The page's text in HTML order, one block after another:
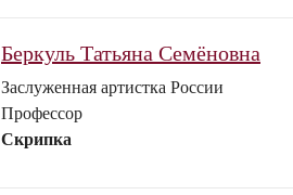
Беркуль Татьяна Семёновна
Заслуженная артистка России
Профессор
Скрипка